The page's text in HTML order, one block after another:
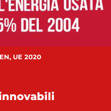
, UE 2020